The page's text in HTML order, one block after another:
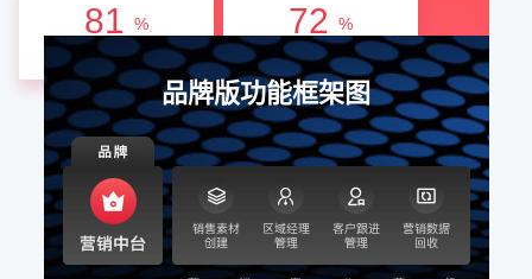
81 %
客户转化率提高约
72 %
转化周期缩短
品牌版功能框架图